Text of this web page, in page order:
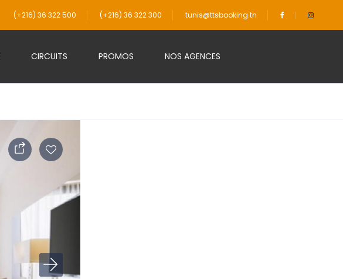
(+216) 36 322 500 (+216) 36 322 300 tunis@ttsbooking.tn
CIRCUITS PROMOS NOS AGENCES